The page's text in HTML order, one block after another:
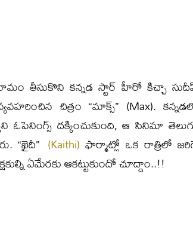
తీసుకొని కన్నడ స్టార్ హీరో కిచ్చా
చిత్రం “మాక్స్” (Max).
ఓపెనింగ్స్ దక్కించుకుంది, ఆ సినిమా
“ఖైదీ” (Kaithi) ఫార్మాట్లో ఒక రాత్రిలో
ఏమేరకు ఆకట్టుకుందో చూద్దాం..!!